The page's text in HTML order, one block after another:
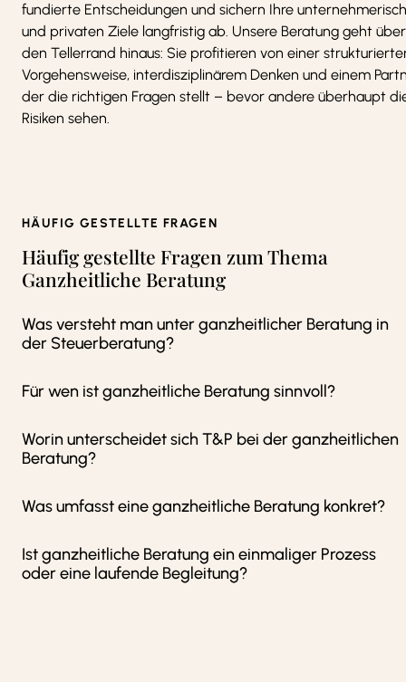
fundierte Entscheidungen und sichern Ihre
und privaten Ziele langfristig ab. Unsere Beratung geht über
den Tellerrand hinaus: Sie profitieren von einer
Vorgehensweise, interdisziplinärem Denken und einem
der die richtigen Fragen stellt – bevor andere überhaupt
Risiken sehen.
HÄUFIG GESTELLTE FRAGEN
Häufig gestellte Fragen zum Thema
Ganzheitliche Beratung
Was versteht man unter ganzheitlicher Beratung in
der Steuerberatung?
Für wen ist ganzheitliche Beratung sinnvoll?
Worin unterscheidet sich T&P bei der ganzheitlichen
Beratung?
Was umfasst eine ganzheitliche Beratung konkret?
Ist ganzheitliche Beratung ein einmaliger Prozess
oder eine laufende Begleitung?